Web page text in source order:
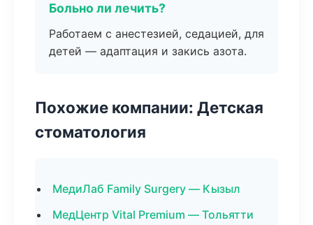
Больно ли лечить?
Работаем с анестезией, седацией, для
детей — адаптация и закись азота.
Похожие компании: Детская
стоматология
МедиЛаб Family Surgery — Кызыл
МедЦентр Vital Premium — Тольятти